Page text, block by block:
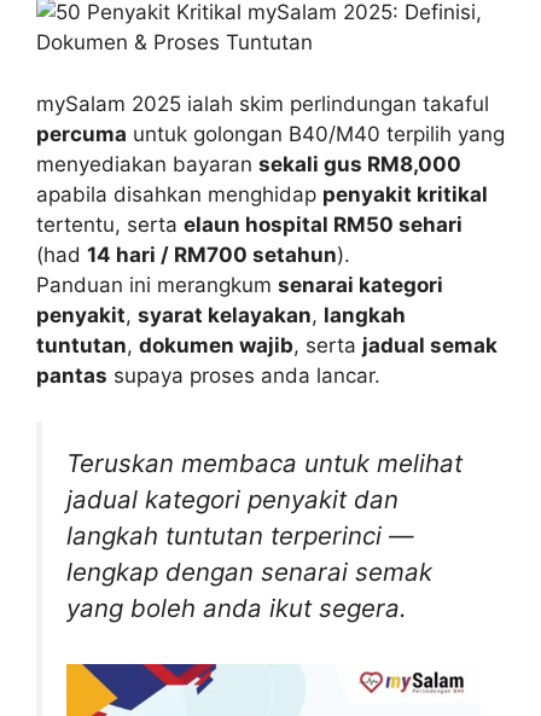
mySalam 2025 ialah skim perlindungan takaful
percuma untuk golongan B40/M40 terpilih yang
menyediakan bayaran sekali gus RM8,000
apabila disahkan menghidap penyakit kritikal
tertentu, serta elaun hospital RM50 sehari
(had 14 hari / RM700 setahun).
Panduan ini merangkum senarai kategori
penyakit, syarat kelayakan, langkah
tuntutan, dokumen wajib, serta jadual semak
pantas supaya proses anda lancar.
Teruskan membaca untuk melihat
jadual kategori penyakit dan
langkah tuntutan terperinci —
lengkap dengan senarai semak
yang boleh anda ikut segera.